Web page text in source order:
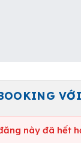
này đã hết